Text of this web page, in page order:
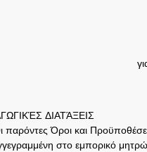
ΔΙΑΤΆΞΕΙΣ
παρόντες Όροι και
στο εμπορικό